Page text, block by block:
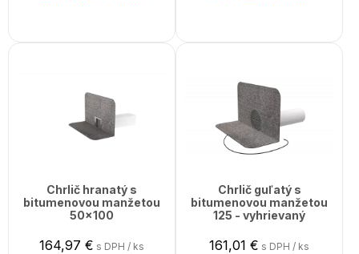
Chrlič hranatý s
bitumenovou manžetou
50x100
164,97 € s DPH / ks
Chrlič guľatý s
bitumenovou manžetou
125 - vyhrievaný
161,01 € s DPH / ks